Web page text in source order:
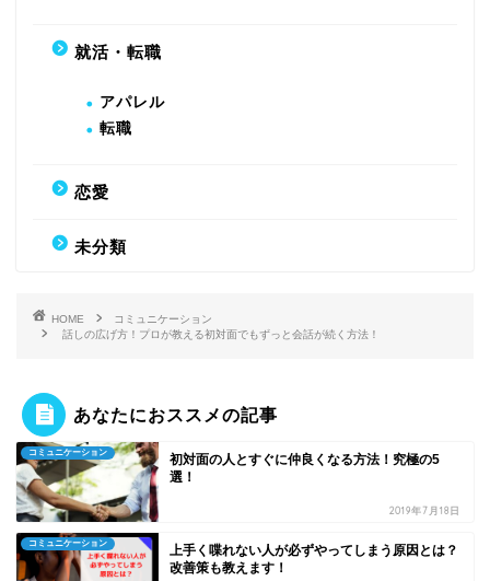
就活・転職
アパレル
転職
恋愛
未分類
HOME
コミュニケーション
話しの広げ方！プロが教える初対面でもずっと会話が続く方法！
あなたにおススメの記事
コミュニケーション
初対面の人とすぐに仲良くなる方法！究極の5
選！
2019年7月18日
コミュニケーション
上手く喋れない人が必ずやってしまう原因とは？
改善策も教えます！